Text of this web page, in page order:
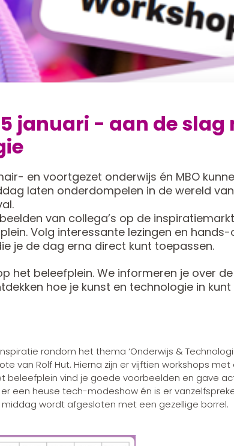
januari - aan de slag
en voortgezet onderwijs én MBO
laten onderdompelen in de wereld
van collega’s op de
Volg interessante lezingen en
je de dag erna direct kunt toepassen.
het beleefplein. We informeren je over de
hoe je kunst en technologie in
rondom het thema ‘Onderwijs &
van Rolf Hut. Hierna zijn er vijftien workshops
beleefplein vind je goede voorbeelden en gave
een heuse tech-modeshow én is er
wordt afgesloten met een gezellige borrel.